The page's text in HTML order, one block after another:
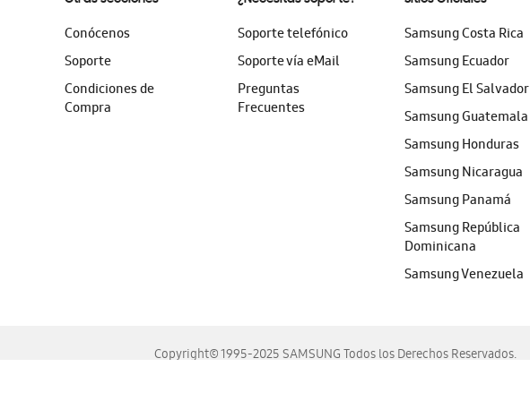
Conócenos
Soporte
Condiciones de
Compra
Soporte telefónico
Soporte vía eMail
Preguntas
Frecuentes
Samsung Costa Rica
Samsung Ecuador
Samsung El Salvador
Samsung Guatemala
Samsung Honduras
Samsung Nicaragua
Samsung Panamá
Samsung República
Dominicana
Samsung Venezuela
Copyright© 1995-2025 SAMSUNG Todos los Derechos Reservados.